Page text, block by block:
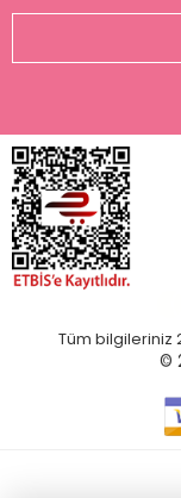
Tüm bilgileriniz
©